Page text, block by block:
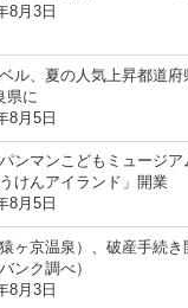
8月3日
ル、夏の人気上昇都道
県に
8月5日
ンマンこどもミュージ
けんアイランド」開業
8月5日
ヶ京温泉）、破産手続
ンク調べ）
8月3日